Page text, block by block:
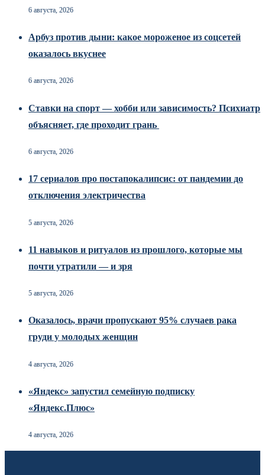
6 августа, 2026
Арбуз против дыни: какое мороженое из соцсетей
оказалось вкуснее
6 августа, 2026
Ставки на спорт — хобби или зависимость? Психиатр
объясняет, где проходит грань
6 августа, 2026
17 сериалов про постапокалипсис: от пандемии до
отключения электричества
5 августа, 2026
11 навыков и ритуалов из прошлого, которые мы
почти утратили — и зря
5 августа, 2026
Оказалось, врачи пропускают 95% случаев рака
груди у молодых женщин
4 августа, 2026
«Яндекс» запустил семейную подписку
«Яндекс.Плюс»
4 августа, 2026